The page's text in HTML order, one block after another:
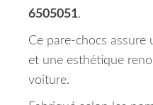
6505051.
Ce pare-chocs
et une esthétique
voiture.